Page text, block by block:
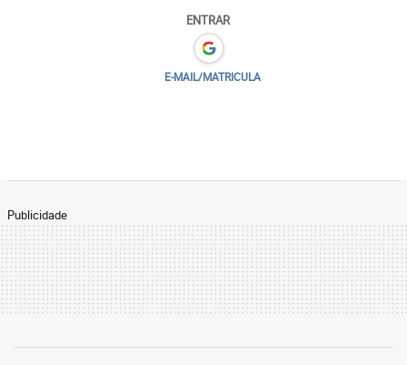
ENTRAR
E-MAIL/MATRICULA
Publicidade